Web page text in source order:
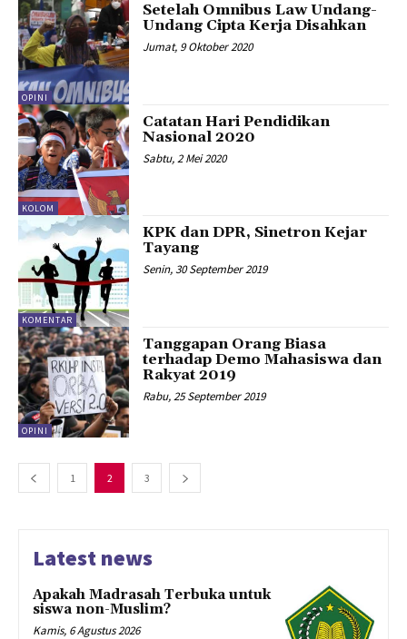
OPINI
Setelah Omnibus Law Undang-
Undang Cipta Kerja Disahkan
Jumat, 9 Oktober 2020
KOLOM
Catatan Hari Pendidikan
Nasional 2020
Sabtu, 2 Mei 2020
KOMENTAR
KPK dan DPR, Sinetron Kejar
Tayang
Senin, 30 September 2019
OPINI
Tanggapan Orang Biasa
terhadap Demo Mahasiswa dan
Rakyat 2019
Rabu, 25 September 2019
1 2 3
Latest news
Apakah Madrasah Terbuka untuk
siswa non-Muslim?
Kamis, 6 Agustus 2026